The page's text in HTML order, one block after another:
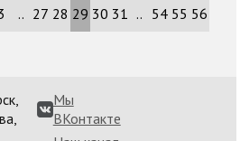
.. 27 28 29 30 31 .. 54 55 56
Мы
ВКонтакте